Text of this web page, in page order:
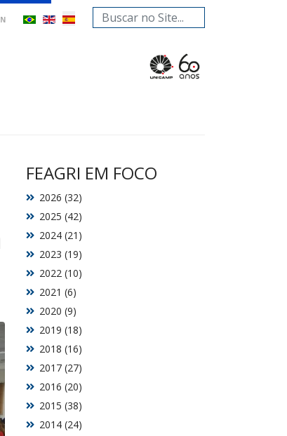
Buscar...
FEAGRI EM FOCO
2014 (24)
2015 (38)
2016 (20)
2017 (27)
2018 (16)
2019 (18)
2020 (9)
2021 (6)
2022 (10)
2023 (19)
2024 (21)
2025 (42)
2026 (32)